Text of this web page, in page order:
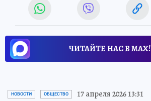
ЧИТАЙТЕ НАС В МАХ!
НОВОСТИ ОБЩЕСТВО 17 апреля 2026 13:31